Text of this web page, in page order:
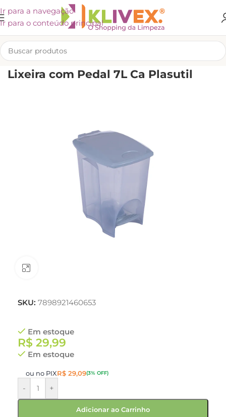
Ir para a navegação
Ir para o conteúdo principal
INÍCIO/KLIVEX
Lixeira com Pedal 7L Ca Plasutil
SKU: 7898921460653
Em estoque
R$ 29,99
Em estoque
ou no PIXR$ 29,09(3% OFF)
- +
Adicionar ao Carrinho